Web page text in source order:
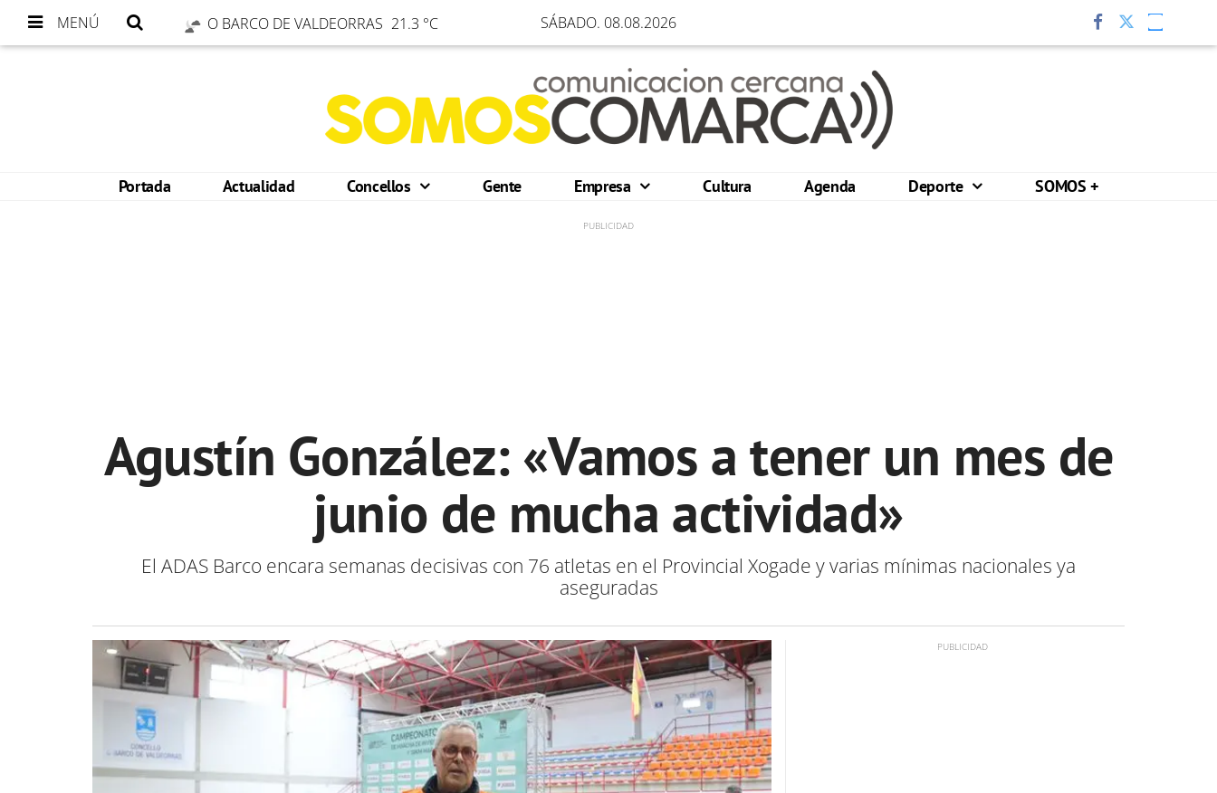
MENÚ O BARCO DE VALDEORRAS 21.3 °C SÁBADO. 08.08.2026
Portada Actualidad Concellos Gente Empresa Cultura Agenda Deporte SOMOS +
Agustín González: «Vamos a tener un mes de
junio de mucha actividad»
El ADAS Barco encara semanas decisivas con 76 atletas en el Provincial Xogade y varias mínimas nacionales ya
aseguradas